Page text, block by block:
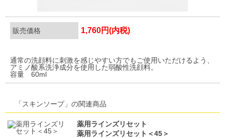
販売価格 1,760円(内税)
通常の洗顔料に刺激を感じやすい方でもご使用いただけるよう、
アミノ酸系洗浄成分を使用した弱酸性洗顔料。
容量 60ml
「スキンソープ」の関連商品
薬用ラインズリセット
薬用ラインズリセット＜45＞